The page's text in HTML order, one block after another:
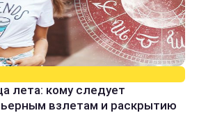
лета: кому следует
взлетам и раскрытию